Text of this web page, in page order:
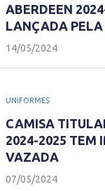
ABERDEEN
LANÇADA
14/05/2024
UNIFORMES
CAMISA
2024-2025 TEM
VAZADA
07/05/2024